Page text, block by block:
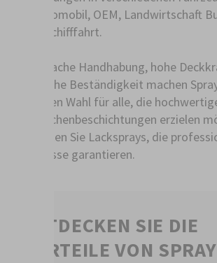
z.B. Automobil, OEM, Landwirtschaft
sowie Schifffahrt.
Die einfache Handhabung, hohe
chemische Beständigkeit machen
perfekten Wahl für alle, die
Oberflächenbeschichtungen erzielen
Entdecken Sie Lacksprays, die
Ergebnisse garantieren.
ENTDECKEN SIE DIE
VORTEILE VON